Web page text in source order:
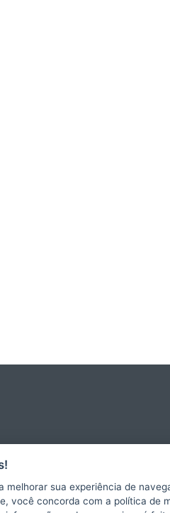
PREFEITURA DE
Praça Prefeito José Luiz da
melhorar sua experiência de
você concorda com a política de